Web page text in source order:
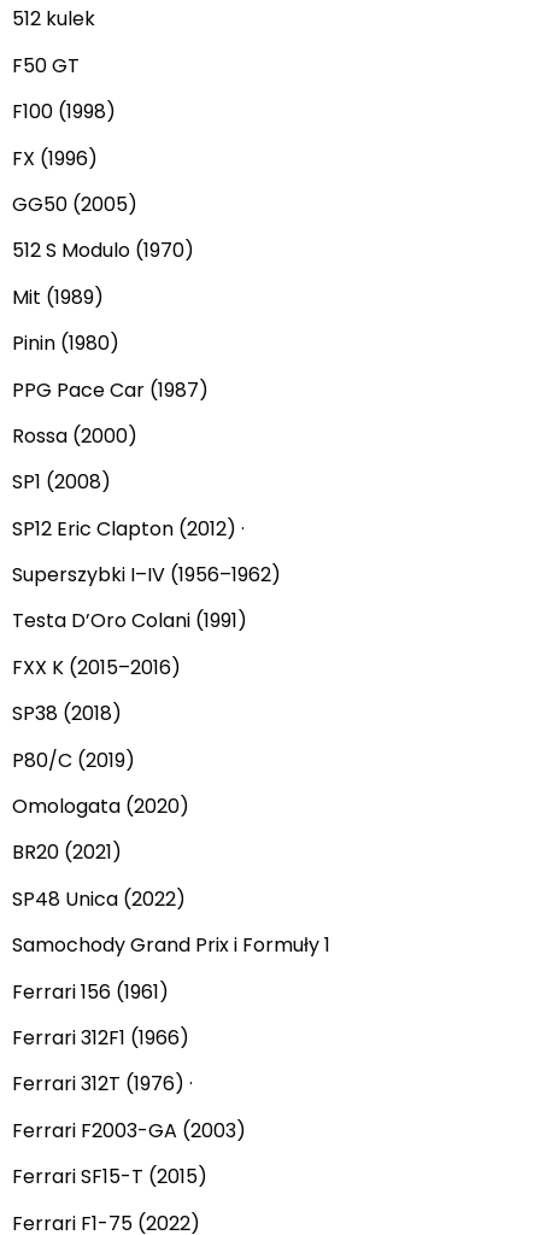
512 kulek
F50 GT
F100 (1998)
FX (1996)
GG50 (2005)
512 S Modulo (1970)
Mit (1989)
Pinin (1980)
PPG Pace Car (1987)
Rossa (2000)
SP1 (2008)
SP12 Eric Clapton (2012) ·
Superszybki I–IV (1956–1962)
Testa D’Oro Colani (1991)
FXX K (2015–2016)
SP38 (2018)
P80/C (2019)
Omologata (2020)
BR20 (2021)
SP48 Unica (2022)
Samochody Grand Prix i Formuły 1
Ferrari 156 (1961)
Ferrari 312F1 (1966)
Ferrari 312T (1976) ·
Ferrari F2003-GA (2003)
Ferrari SF15-T (2015)
Ferrari F1-75 (2022)